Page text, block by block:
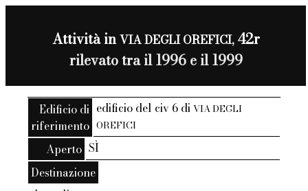
Attività inVIA DEGLI OREFICI,42r
rilevato tra il 1996 e il 1999
Edificio di
riferimento
edificio del civ 6 diVIA DEGLI
OREFICI
Aperto SÌ
Destinazione